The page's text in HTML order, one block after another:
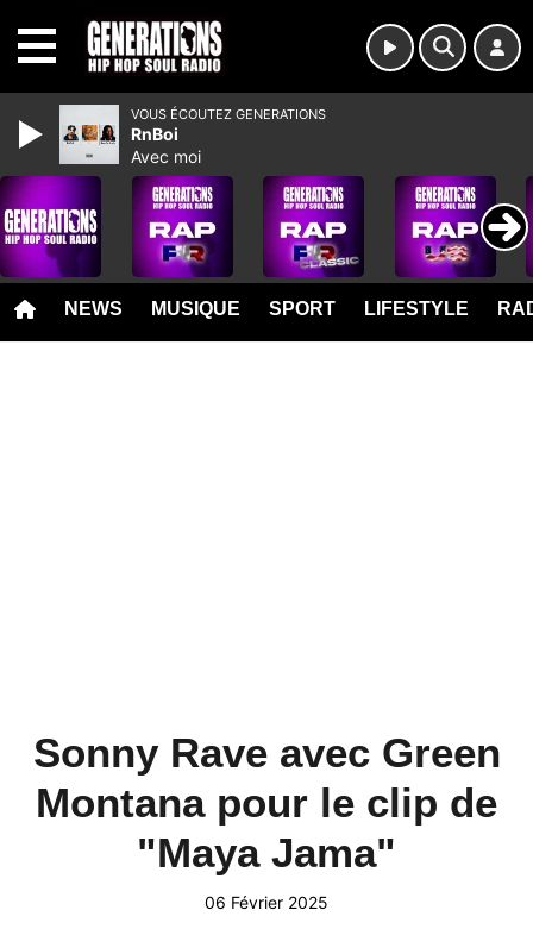
NEWS MUSIQUE SPORT LIFESTYLE
Sonny Rave avec Green
Montana pour le clip de
"Maya Jama"
06 Février 2025
VOUS ÉCOUTEZ GENERATIONS
RnBoi
Avec moi